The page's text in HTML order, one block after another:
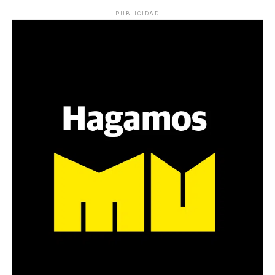
es a través del interrogante, que puedan encarnar la
pregunta», comparte Gonzalo, de 41 años.
PUBLICIDAD